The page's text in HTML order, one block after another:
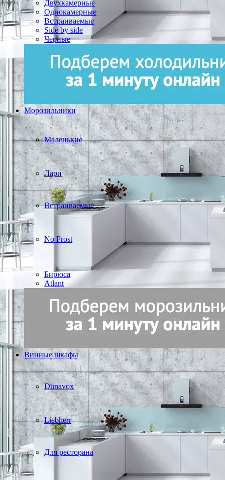
Двухкамерные
Однокамерные
Встраиваемые
Side by side
Черные
Морозильники
Маленькие
Лари
Встраиваемые
No Frost
Бирюса
Atlant
Винные шкафы
Dunavox
Liebherr
Для ресторана